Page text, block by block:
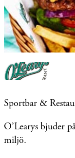
Sportbar &
O’Learys bjuder
miljö.